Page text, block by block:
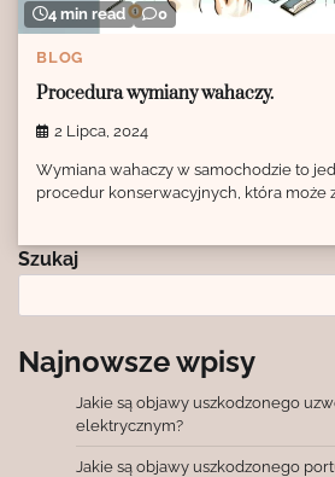
4 min read 0
BLOG
Procedura wymiany wahaczy.
2 Lipca, 2024
Wymiana wahaczy w samochodzie to
procedur konserwacyjnych, która może
Szukaj
Najnowsze wpisy
Jakie są objawy uszkodzonego
elektrycznym?
Jakie są objawy uszkodzonego